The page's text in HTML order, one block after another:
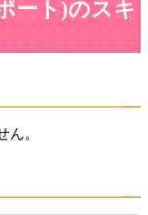
ート)のスキ
ん。